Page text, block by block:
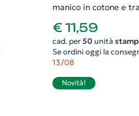
manico in cotone e
49x26x24cm
€ 11,59
cad. per 50unità
Se ordini oggi la
13/08
Novità!